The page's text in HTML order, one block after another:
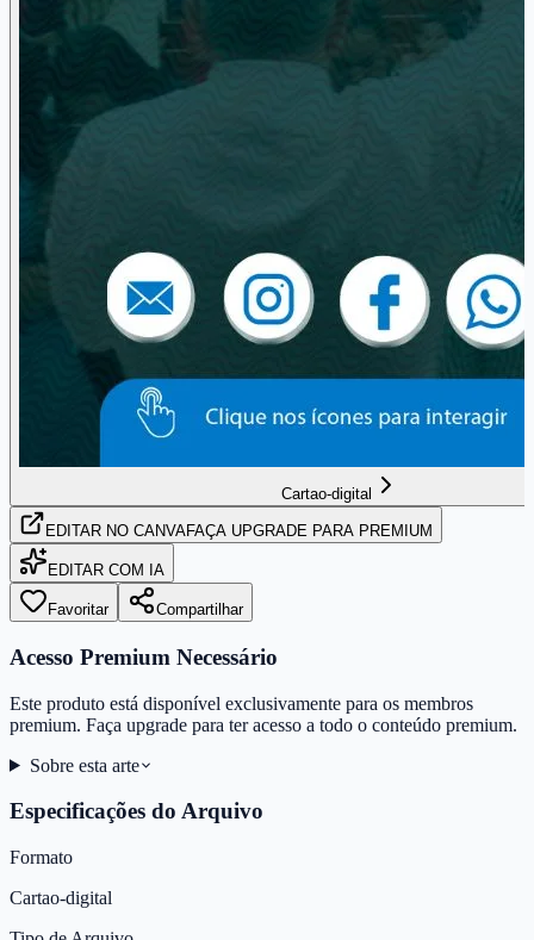
Cartao-digital
EDITAR NO CANVAFAÇA UPGRADE PARA PREMIUM
EDITAR COM IA
Favoritar Compartilhar
Acesso Premium Necessário
Este produto está disponível exclusivamente para os membros
premium. Faça upgrade para ter acesso a todo o conteúdo premium.
Sobre esta arte
Especificações do Arquivo
Formato
Cartao-digital